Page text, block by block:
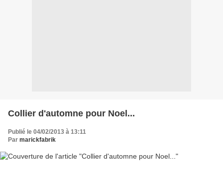
Collier d'automne pour Noel...
Publié le 04/02/2013 à 13:11
Par marickfabrik